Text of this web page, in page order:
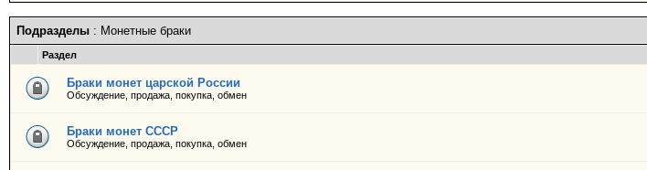
Подразделы : Монетные браки
Раздел
Браки монет царской России
Обсуждение, продажа, покупка, обмен
Браки монет СССР
Обсуждение, продажа, покупка, обмен